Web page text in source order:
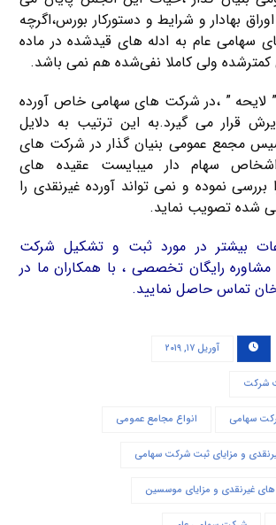
اوراق بهادار و شرایط و دستورکار بورس،اگرچه
عام به ادله های قیدشده در ماده
ماده ۸۲ ” لایحه ” ،در شرکت های سهامی خاص آورده
قرار می گیرد.به این ترتیب به دلایل
مجمع عمومی بنیان گذار در شرکت های
سهام دار میبایست عقیده های
نموده و نمی تواند آورده غیرنقدی را
شده تصویب نماید.
بیشتر در مورد ثبت و تشکیل شرکت
رایگان تخصصی ، با همکاران ما در
تماس حاصل نمایید.
آوریل ۱۷, ۲۰۱۹
شرکت
سهامی انواع مجامع عمومی
و مزایای ثبت شرکت سهامی
غیرنقدی و مزایای موسسین